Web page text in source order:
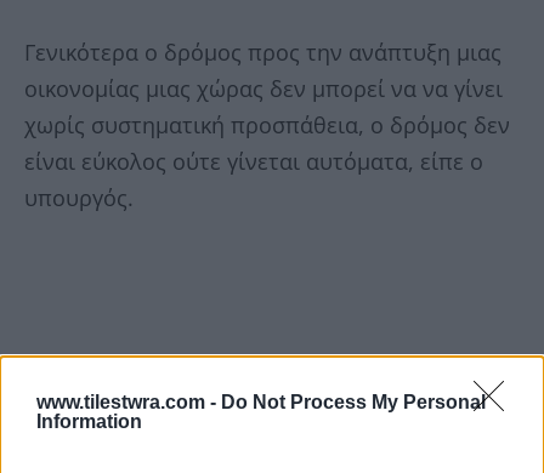
www.tilestwra.com - Do Not Process My Personal
Information
Γενικότερα ο δρόμος προς την ανάπτυξη μιας
οικονομίας μιας χώρας δεν μπορεί να να γίνει
χωρίς συστηματική προσπάθεια, ο δρόμος δεν
είναι εύκολος ούτε γίνεται αυτόματα, είπε ο
υπουργός.